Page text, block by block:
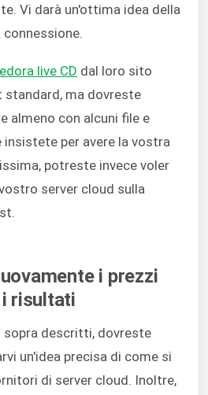
Vi darà un'ottima idea della
live CD dal loro sito
standard, ma dovreste
almeno con alcuni file e
insistete per avere la vostra
potreste invece voler
server cloud sulla
i prezzi
risultati
descritti, dovreste
un'idea precisa di come si
di server cloud. Inoltre,